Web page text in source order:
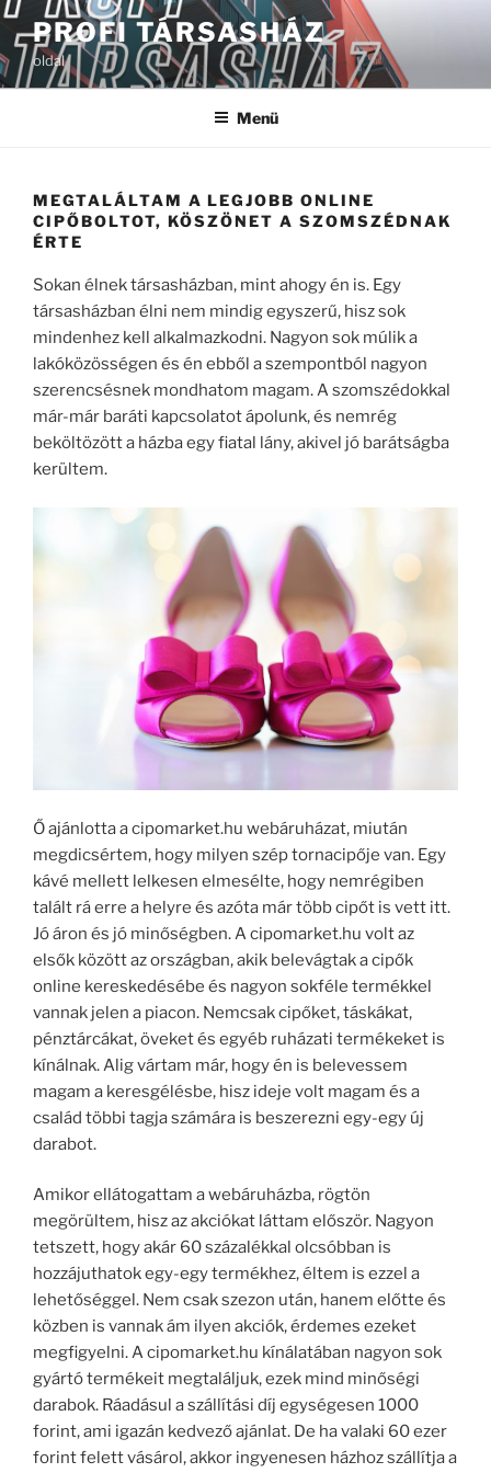
Tartalomhoz
PROFI TÁRSASHÁZ
oldal
Menü
MEGTALÁLTAM A LEGJOBB ONLINE
CIPŐBOLTOT, KÖSZÖNET A SZOMSZÉDNAK
ÉRTE
Sokan élnek társasházban, mint ahogy én is. Egy
társasházban élni nem mindig egyszerű, hisz sok
mindenhez kell alkalmazkodni. Nagyon sok múlik a
lakóközösségen és én ebből a szempontból nagyon
szerencsésnek mondhatom magam. A szomszédokkal
már-már baráti kapcsolatot ápolunk, és nemrég
beköltözött a házba egy fiatal lány, akivel jó barátságba
kerültem.
Ő ajánlotta a cipomarket.hu webáruházat, miután
megdicsértem, hogy milyen szép tornacipője van. Egy
kávé mellett lelkesen elmesélte, hogy nemrégiben
talált rá erre a helyre és azóta már több cipőt is vett itt.
Jó áron és jó minőségben. A cipomarket.hu volt az
elsők között az országban, akik belevágtak a cipők
online kereskedésébe és nagyon sokféle termékkel
vannak jelen a piacon. Nemcsak cipőket, táskákat,
pénztárcákat, öveket és egyéb ruházati termékeket is
kínálnak. Alig vártam már, hogy én is belevessem
magam a keresgélésbe, hisz ideje volt magam és a
család többi tagja számára is beszerezni egy-egy új
darabot.
Amikor ellátogattam a webáruházba, rögtön
megörültem, hisz az akciókat láttam először. Nagyon
tetszett, hogy akár 60 százalékkal olcsóbban is
hozzájuthatok egy-egy termékhez, éltem is ezzel a
lehetőséggel. Nem csak szezon után, hanem előtte és
közben is vannak ám ilyen akciók, érdemes ezeket
megfigyelni. A cipomarket.hu kínálatában nagyon sok
gyártó termékeit megtaláljuk, ezek mind minőségi
darabok. Ráadásul a szállítási díj egységesen 1000
forint, ami igazán kedvező ajánlat. De ha valaki 60 ezer
forint felett vásárol, akkor ingyenesen házhoz szállítja a